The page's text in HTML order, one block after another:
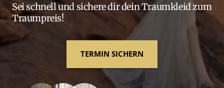
Sei schnell und sichere dir dein Traumkleid zum
Traumpreis!
TERMIN SICHERN